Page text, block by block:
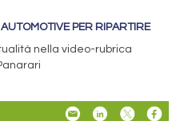
PER RIPARTIRE
nella video-rubrica